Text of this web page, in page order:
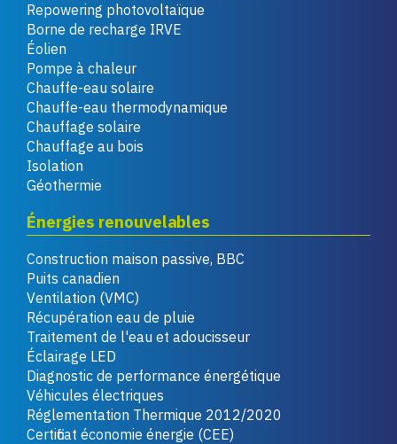
Repowering photovoltaïque
Borne de recharge IRVE
Éolien
Pompe à chaleur
Chauffe-eau solaire
Chauffe-eau thermodynamique
Chauffage solaire
Chauffage au bois
Isolation
Géothermie
Énergies renouvelables
Construction maison passive, BBC
Puits canadien
Ventilation (VMC)
Récupération eau de pluie
Traitement de l'eau et adoucisseur
Éclairage LED
Diagnostic de performance énergétique
Véhicules électriques
Réglementation Thermique 2012/2020
Certificat économie énergie (CEE)